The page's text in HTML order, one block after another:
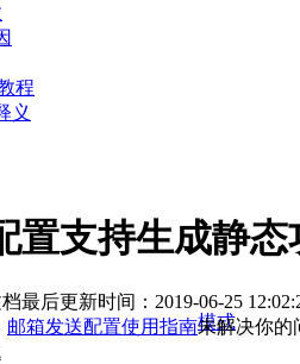
程
义
置支持生成静态
最后更新时间：2019-06-25
邮箱发送配置使用指南未解决你的
模式